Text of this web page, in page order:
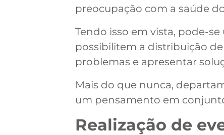
preocupação com a saúde
Tendo isso em vista, pode-
possibilitem a distribuição
problemas e apresentar
Mais do que nunca,
um pensamento em
Realização de